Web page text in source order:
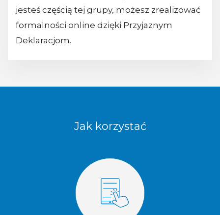
jesteś częścią tej grupy, możesz zrealizować
formalności online dzięki Przyjaznym
Deklaracjom.
Jak korzystać